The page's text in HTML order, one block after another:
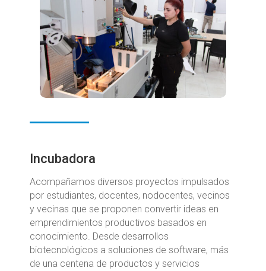
Incubadora
Acompañamos diversos proyectos impulsados
por estudiantes, docentes, nodocentes, vecinos
y vecinas que se proponen convertir ideas en
emprendimientos productivos basados en
conocimiento. Desde desarrollos
biotecnológicos a soluciones de software, más
de una centena de productos y servicios